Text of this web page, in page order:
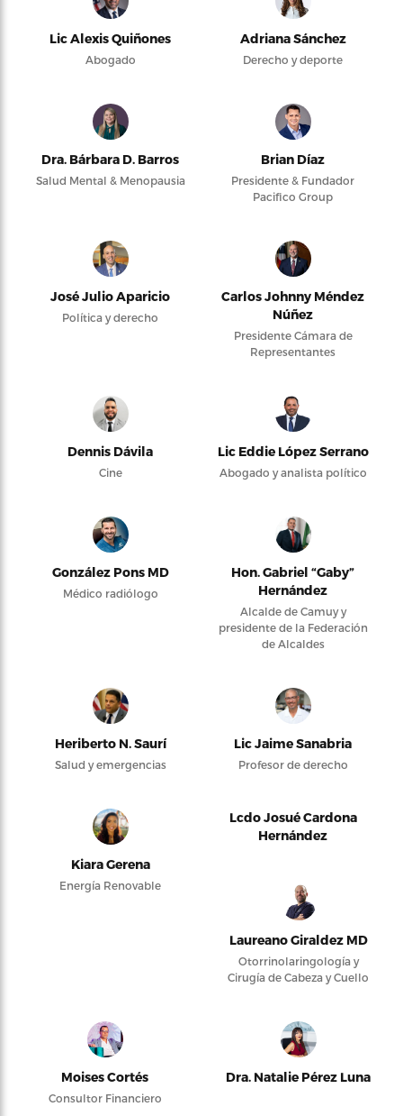
Lic Alexis Quiñones
Abogado
Adriana Sánchez
Derecho y deporte
Dra. Bárbara D. Barros
Salud Mental & Menopausia
Brian Díaz
Presidente & Fundador
Pacifico Group
José Julio Aparicio
Política y derecho
Carlos Johnny Méndez
Núñez
Presidente Cámara de
Representantes
Dennis Dávila
Cine
Lic Eddie López Serrano
Abogado y analista político
González Pons MD
Médico radiólogo
Hon. Gabriel “Gaby”
Hernández
Alcalde de Camuy y
presidente de la Federación
de Alcaldes
Heriberto N. Saurí
Salud y emergencias
Lic Jaime Sanabria
Profesor de derecho
Kiara Gerena
Energía Renovable
Lcdo Josué Cardona
Hernández
Laureano Giraldez MD
Otorrinolaringología y
Cirugía de Cabeza y Cuello
Moises Cortés
Consultor Financiero
Dra. Natalie Pérez Luna